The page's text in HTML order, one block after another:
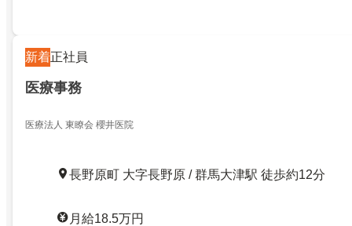
新着正社員
医療事務
医療法人 東瞭会 櫻井医院
長野原町 大字長野原 / 群馬大津駅 徒歩約12分
月給18.5万円